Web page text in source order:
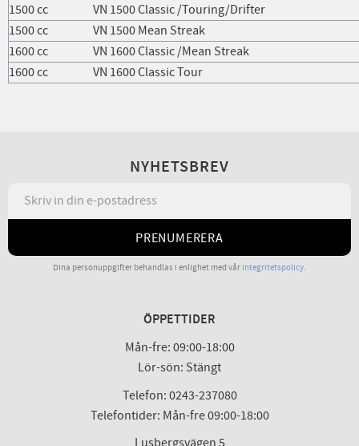
1500 cc
VN 1500 Classic /Touring/Drifter
1500 cc
VN 1500 Mean Streak
1600 cc
VN 1600 Classic /Mean Streak
1600 cc
VN 1600 Classic Tour
NYHETSBREV
PRENUMERERA
Dina personuppgifter behandlas i enlighet med vår integritetspolicy.
ÖPPETTIDER
Mån-fre: 09:00-18:00
Lör-sön: Stängt
Telefon: 0243-237080
Telefontider: Mån-fre 09:00-18:00